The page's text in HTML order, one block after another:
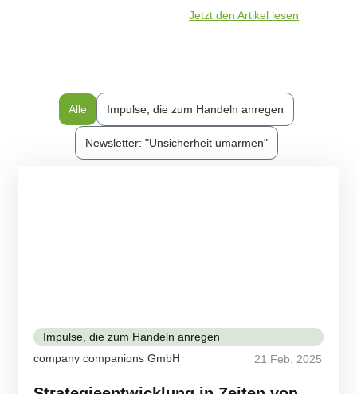
Jetzt den Artikel lesen
Impulse, die zum Handeln anregen
Newsletter: "Unsicherheit umarmen"
Alle
Impulse, die zum Handeln anregen
company companions GmbH
21 Feb. 2025